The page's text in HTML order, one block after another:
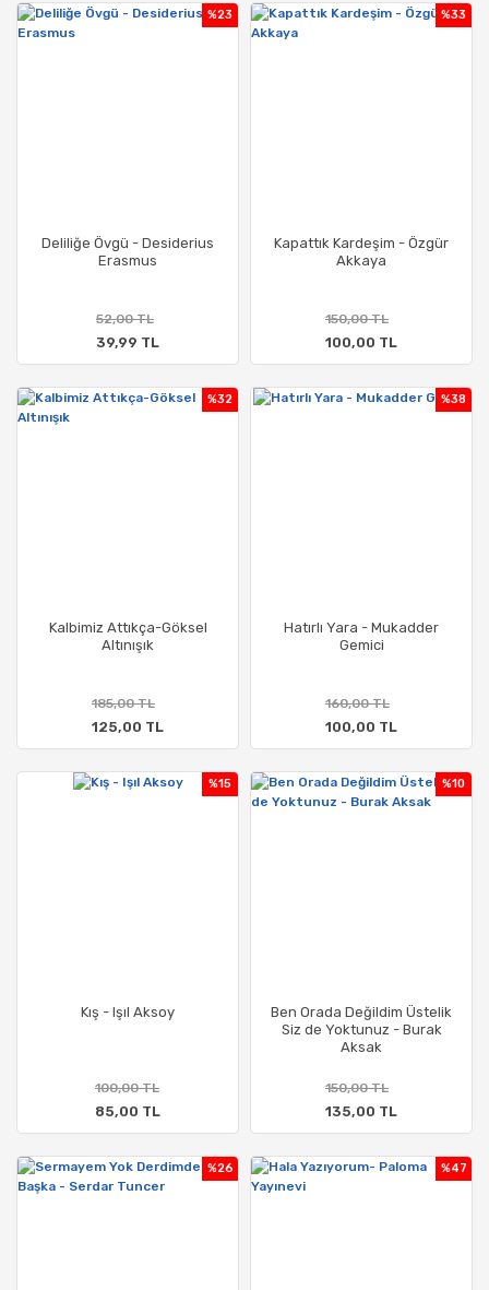
Deliliğe Övgü - Desiderius
Erasmus
%23
52,00 TL
39,99 TL
Kapattık Kardeşim - Özgür
Akkaya
%33
150,00 TL
100,00 TL
Kalbimiz Attıkça-Göksel
Altınışık
%32
185,00 TL
125,00 TL
Hatırlı Yara - Mukadder
Gemici
%38
160,00 TL
100,00 TL
Kış - Işıl Aksoy
%15
100,00 TL
85,00 TL
Ben Orada Değildim Üstelik
Siz de Yoktunuz - Burak
Aksak
%10
150,00 TL
135,00 TL
%26 %47